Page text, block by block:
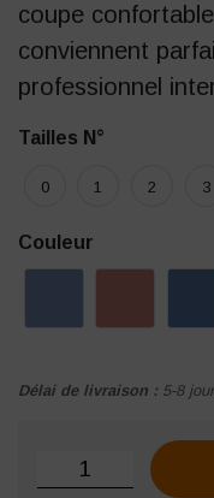
coupe
conviennent
professionnel
Tailles N°
0 1 2 3
Couleur
Délai de livraison : 5-8
quantité de